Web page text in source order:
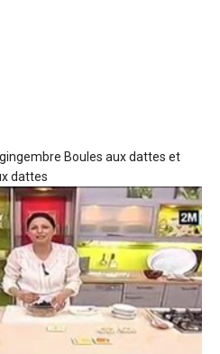
Boules aux dattes et
dattes